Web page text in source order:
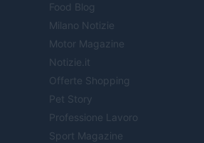
Food Blog
Milano Notizie
Motor Magazine
Notizie.it
Offerte Shopping
Pet Story
Professione Lavoro
Sport Magazine